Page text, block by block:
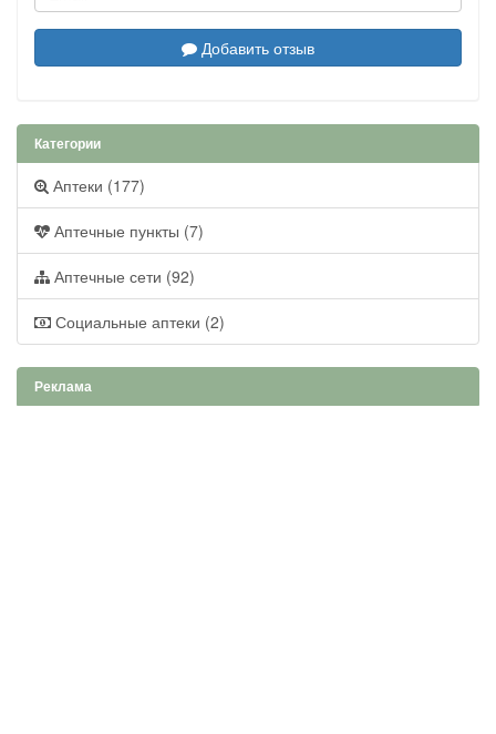
Добавить отзыв
Категории
Аптеки (177)
Аптечные пункты (7)
Аптечные сети (92)
Социальные аптеки (2)
Реклама